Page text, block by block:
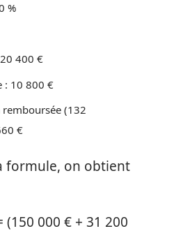
%
400 €
: 10 800 €
(132
€
formule, on obtient
000 € + 31 200